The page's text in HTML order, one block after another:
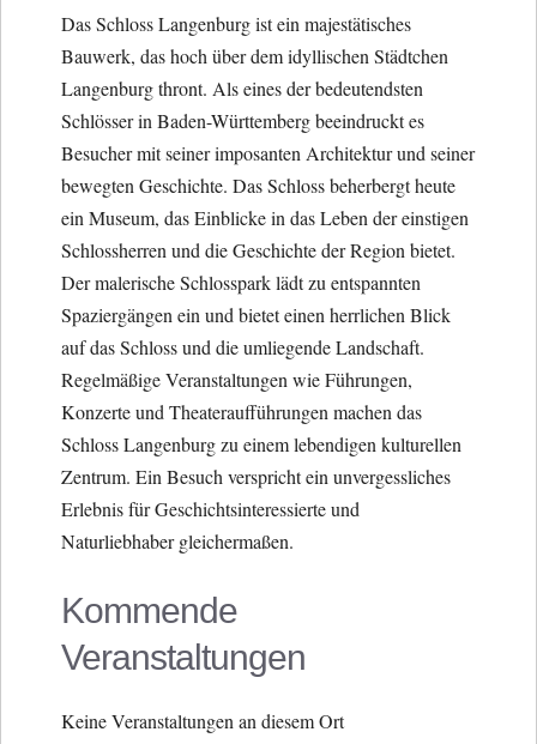
Das Schloss Langenburg ist ein majestätisches
Bauwerk, das hoch über dem idyllischen Städtchen
Langenburg thront. Als eines der bedeutendsten
Schlösser in Baden-Württemberg beeindruckt es
Besucher mit seiner imposanten Architektur und seiner
bewegten Geschichte. Das Schloss beherbergt heute
ein Museum, das Einblicke in das Leben der einstigen
Schlossherren und die Geschichte der Region bietet.
Der malerische Schlosspark lädt zu entspannten
Spaziergängen ein und bietet einen herrlichen Blick
auf das Schloss und die umliegende Landschaft.
Regelmäßige Veranstaltungen wie Führungen,
Konzerte und Theateraufführungen machen das
Schloss Langenburg zu einem lebendigen kulturellen
Zentrum. Ein Besuch verspricht ein unvergessliches
Erlebnis für Geschichtsinteressierte und
Naturliebhaber gleichermaßen.
Kommende
Veranstaltungen
Keine Veranstaltungen an diesem Ort